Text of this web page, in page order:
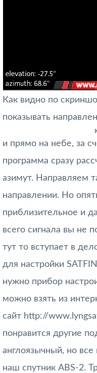
Как видно по
показывать
и прямо на небе, за
программа сразу
азимут. Направляем
направлении. Но
приблизительное и
всего сигнала вы не
тут то вступает в
для настройки
нужно прибор
можно взять из
сайт http://
понравится другие
англоязычный, но
наш спутник ABS-2.